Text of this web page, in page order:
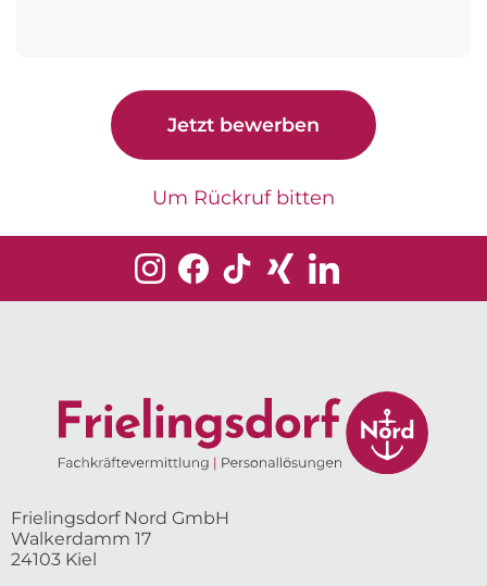
Jetzt bewerben
Um Rückruf bitten
Frielingsdorf Nord GmbH
Walkerdamm 17
24103 Kiel